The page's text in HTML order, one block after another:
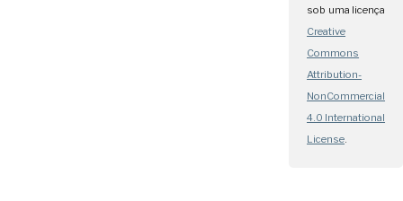
sob uma licença
Creative
Commons
Attribution-
NonCommercial
4.0 International
License.